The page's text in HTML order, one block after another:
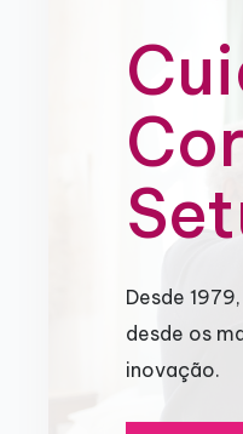
Desde
desde os
inovação.